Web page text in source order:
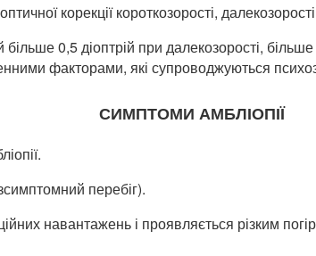
корекції короткозорості,
0,5 діоптрій при далекозорості,
факторами, які супроводжуються
СИМПТОМИ АМБЛІОПІЇ
перебіг).
навантажень і проявляється різким